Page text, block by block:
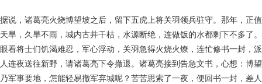
据说，诸葛亮火烧博望坡之后，留下五虎上将关羽领兵驻守。那年，正值
天旱，久旱不雨，城内古井干枯，水源断绝，连做饭的水都剩下不多了。
眼看将士们饥渴难忍，军心浮动，关羽急得火烧火燎，连忙修书一封，派
人连夜送往新野，请诸葛亮下令撤退。诸葛亮接到告急文书，心想：博望
乃军事要地，怎能轻易撤军弃城呢？苦苦思索了一夜，便回书一封，差人